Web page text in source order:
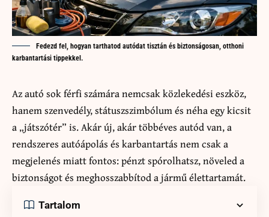
Fedezd fel, hogyan tarthatod autódat tisztán és biztonságosan, otthoni
karbantartási tippekkel.
Az autó sok férfi számára nemcsak közlekedési eszköz,
hanem szenvedély, státuszszimbólum és néha egy kicsit
a „játszótér” is. Akár új, akár többéves autód van, a
rendszeres autóápolás és karbantartás nem csak a
megjelenés miatt fontos: pénzt spórolhatsz, növeled a
biztonságot és meghosszabbítod a jármű élettartamát.
Tartalom